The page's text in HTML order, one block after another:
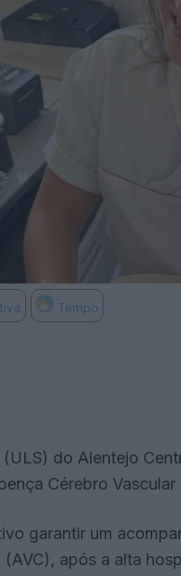
Tempo
do Alentejo
Cérebro
garantir um
após a alta